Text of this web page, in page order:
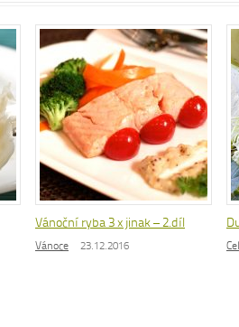
Vánoční ryba 3 x jinak – 2.díl
Vánoce 23.12.2016